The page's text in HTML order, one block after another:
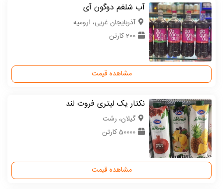
آب شلغم دوگون آی
آذربایجان غربی، ارومیه
200 کارتن
مشاهده قیمت
نکتار یک لیتری فروت لند
گیلان، رشت
50000 کارتن
مشاهده قیمت